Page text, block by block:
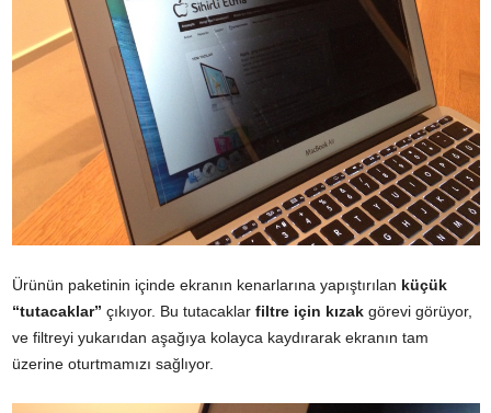
Ürünün paketinin içinde ekranın kenarlarına yapıştırılan küçük
“tutacaklar” çıkıyor. Bu tutacaklar filtre için kızak görevi görüyor,
ve filtreyi yukarıdan aşağıya kolayca kaydırarak ekranın tam
üzerine oturtmamızı sağlıyor.